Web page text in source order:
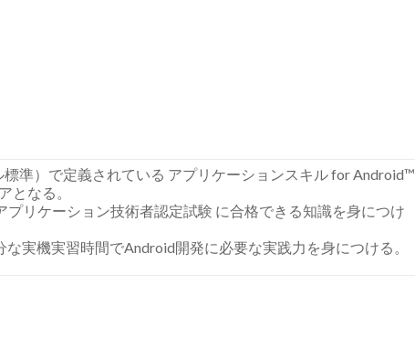
標準）で定義されている アプリケーションスキルfor Android™
となる。
プリケーション技術者認定試験 に合格できる知識を身につけ
な実機実習時間でAndroid開発に必要な実践力を身につける。